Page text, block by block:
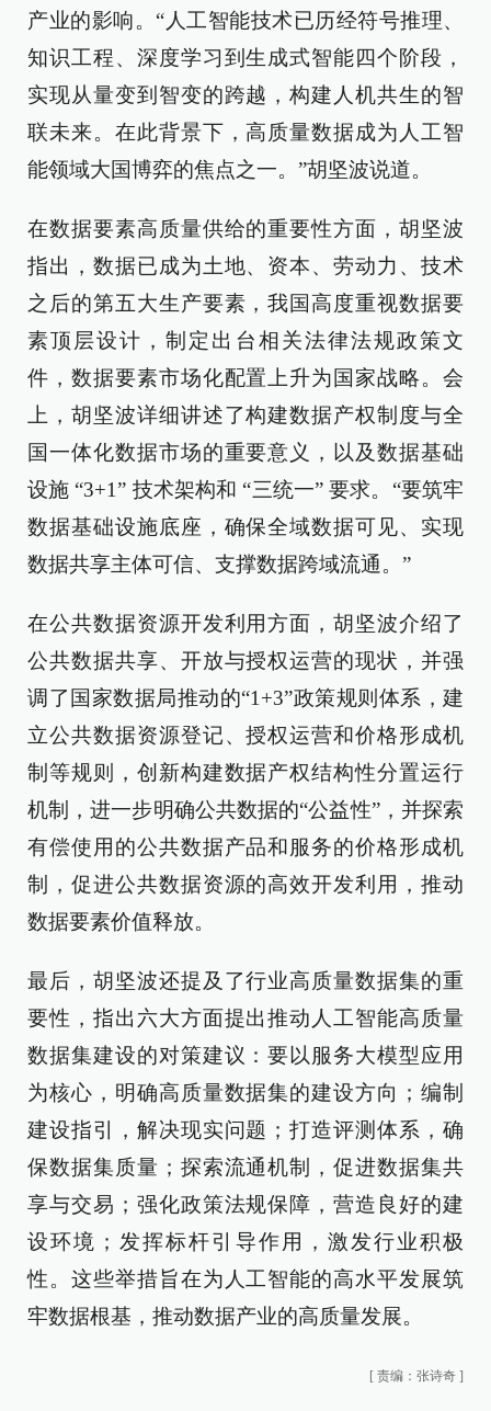
产业的影响。“人工智能技术已历经符号推理、
知识工程、深度学习到生成式智能四个阶段，
实现从量变到智变的跨越，构建人机共生的智
联未来。在此背景下，高质量数据成为人工智
能领域大国博弈的焦点之一。”胡坚波说道。
在数据要素高质量供给的重要性方面，胡坚波
指出，数据已成为土地、资本、劳动力、技术
之后的第五大生产要素，我国高度重视数据要
素顶层设计，制定出台相关法律法规政策文
件，数据要素市场化配置上升为国家战略。会
上，胡坚波详细讲述了构建数据产权制度与全
国一体化数据市场的重要意义，以及数据基础
设施 “3+1” 技术架构和 “三统一” 要求。“要筑牢
数据基础设施底座，确保全域数据可见、实现
数据共享主体可信、支撑数据跨域流通。”
在公共数据资源开发利用方面，胡坚波介绍了
公共数据共享、开放与授权运营的现状，并强
调了国家数据局推动的“1+3”政策规则体系，建
立公共数据资源登记、授权运营和价格形成机
制等规则，创新构建数据产权结构性分置运行
机制，进一步明确公共数据的“公益性”，并探索
有偿使用的公共数据产品和服务的价格形成机
制，促进公共数据资源的高效开发利用，推动
数据要素价值释放。
最后，胡坚波还提及了行业高质量数据集的重
要性，指出六大方面提出推动人工智能高质量
数据集建设的对策建议：要以服务大模型应用
为核心，明确高质量数据集的建设方向；编制
建设指引，解决现实问题；打造评测体系，确
保数据集质量；探索流通机制，促进数据集共
享与交易；强化政策法规保障，营造良好的建
设环境；发挥标杆引导作用，激发行业积极
性。这些举措旨在为人工智能的高水平发展筑
牢数据根基，推动数据产业的高质量发展。
[ 责编：张诗奇 ]